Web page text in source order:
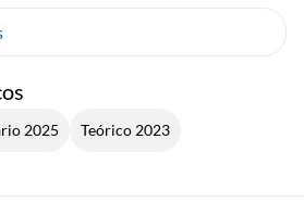
2025 Teórico 2023